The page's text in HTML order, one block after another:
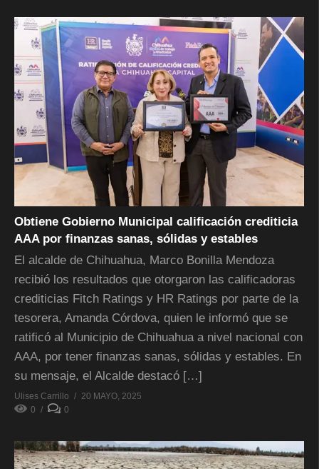
Obtiene Gobierno Municipal calificación crediticia
AAA por finanzas sanas, sólidas y estables
El alcalde de Chihuahua, Marco Bonilla Mendoza
recibió los resultados que otorgaron las calificadoras
crediticias Fitch Ratings y HR Ratings por parte de la
tesorera, Amanda Córdova, quien le informó que se
ratificó al Municipio de Chihuahua a nivel nacional con
AAA, por tener finanzas sanas, sólidas y estables. En
su mensaje, el Alcalde destacó […]
Ulises Carrillo
20 MAYO, 2025
0
0